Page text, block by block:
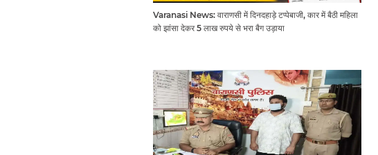
Varanasi News: वाराणसी में दिनदहाड़े टप्पेबाजी, कार में बैठी महिला
को झांसा देकर 5 लाख रुपये से भरा बैग उड़ाया